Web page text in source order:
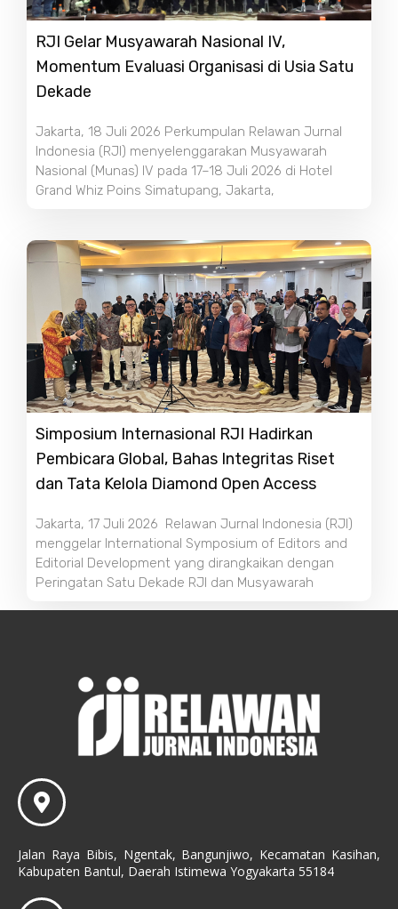
RJI Gelar Musyawarah Nasional IV,
Momentum Evaluasi Organisasi di Usia Satu
Dekade
Jakarta, 18 Juli 2026 Perkumpulan Relawan Jurnal
Indonesia (RJI) menyelenggarakan Musyawarah
Nasional (Munas) IV pada 17–18 Juli 2026 di Hotel
Grand Whiz Poins Simatupang, Jakarta,
Simposium Internasional RJI Hadirkan
Pembicara Global, Bahas Integritas Riset
dan Tata Kelola Diamond Open Access
Jakarta, 17 Juli 2026 Relawan Jurnal Indonesia (RJI)
menggelar International Symposium of Editors and
Editorial Development yang dirangkaikan dengan
Peringatan Satu Dekade RJI dan Musyawarah
Jalan Raya Bibis, Ngentak, Bangunjiwo, Kecamatan Kasihan,
Kabupaten Bantul, Daerah Istimewa Yogyakarta 55184